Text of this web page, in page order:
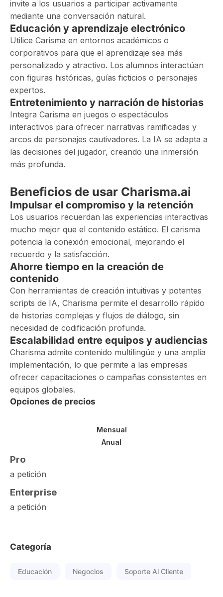
invite a los usuarios a participar activamente
mediante una conversación natural.
Educación y aprendizaje electrónico
Utilice Carisma en entornos académicos o
corporativos para que el aprendizaje sea más
personalizado y atractivo. Los alumnos interactúan
con figuras históricas, guías ficticios o personajes
expertos.
Entretenimiento y narración de historias
Integra Carisma en juegos o espectáculos
interactivos para ofrecer narrativas ramificadas y
arcos de personajes cautivadores. La IA se adapta a
las decisiones del jugador, creando una inmersión
más profunda.
Beneficios de usar Charisma.ai
Impulsar el compromiso y la retención
Los usuarios recuerdan las experiencias interactivas
mucho mejor que el contenido estático. El carisma
potencia la conexión emocional, mejorando el
recuerdo y la satisfacción.
Ahorre tiempo en la creación de
contenido
Con herramientas de creación intuitivas y potentes
scripts de IA, Charisma permite el desarrollo rápido
de historias complejas y flujos de diálogo, sin
necesidad de codificación profunda.
Escalabilidad entre equipos y audiencias
Charisma admite contenido multilingüe y una amplia
implementación, lo que permite a las empresas
ofrecer capacitaciones o campañas consistentes en
equipos globales.
Opciones de precios
Mensual
Anual
Pro
a petición
Enterprise
a petición
Categoría
Educación Negocios Soporte Al Cliente